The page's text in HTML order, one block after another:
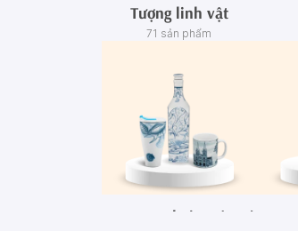
Tượng linh vật
71 sản phẩm
Ca - Ly - Chai - Hộp sứ